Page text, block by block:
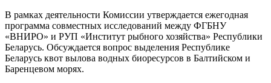
В рамках деятельности Комиссии утверждается ежегодная
программа совместных исследований между ФГБНУ
«ВНИРО» и РУП «Институт рыбного хозяйства» Республики
Беларусь. Обсуждается вопрос выделения Республике
Беларусь квот вылова водных биоресурсов в Балтийском и
Баренцевом морях.